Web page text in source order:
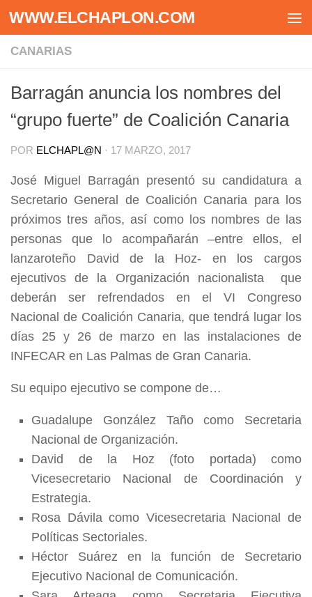
Saltar al contenido
WWW.ELCHAPLON.COM
CANARIAS
Barragán anuncia los nombres del
“grupo fuerte” de Coalición Canaria
POR ELCHAPL@N · 17 MARZO, 2017
José Miguel Barragán presentó su candidatura a
Secretario General de Coalición Canaria para los
próximos tres años, así como los nombres de las
personas que lo acompañarán –entre ellos, el
lanzaroteño David de la Hoz- en los cargos
ejecutivos de la Organización nacionalista que
deberán ser refrendados en el VI Congreso
Nacional de Coalición Canaria, que tendrá lugar los
días 25 y 26 de marzo en las instalaciones de
INFECAR en Las Palmas de Gran Canaria.
Su equipo ejecutivo se compone de…
Guadalupe González Taño como Secretaria
Nacional de Organización.
David de la Hoz (foto portada) como
Vicesecretario Nacional de Coordinación y
Estrategia.
Rosa Dávila como Vicesecretaria Nacional de
Políticas Sectoriales.
Héctor Suárez en la función de Secretario
Ejecutivo Nacional de Comunicación.